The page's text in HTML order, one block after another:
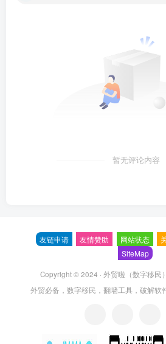
暂无评论内容
友链申请 友情赞助 网站状态
SiteMap
Copyright © 2024 · 外贸啦（数字移民）
外贸必备，数字移民，翻墙工具，破解软